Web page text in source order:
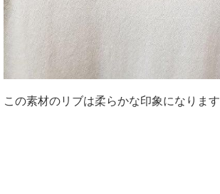
この素材のリブは柔らかな印象になります